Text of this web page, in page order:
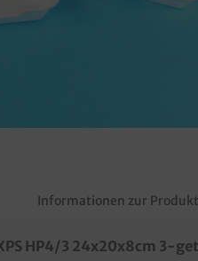
Informationen zur
HP4/3 24x20x8cm 3-